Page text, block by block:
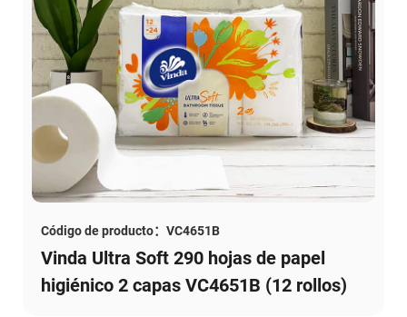
Código de producto：VC4651B
Vinda Ultra Soft 290 hojas de papel
higiénico 2 capas VC4651B (12 rollos)